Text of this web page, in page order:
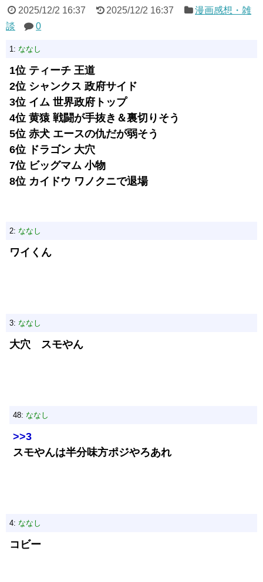
2025/12/2 16:37 2025/12/2 16:37
漫画感想・雑
談
0
1: ななし
1位 ティーチ 王道
2位 シャンクス 政府サイド
3位 イム 世界政府トップ
4位 黄猿 戦闘が手抜き＆裏切りそう
5位 赤犬 エースの仇だが弱そう
6位 ドラゴン 大穴
7位 ビッグマム 小物
8位 カイドウ ワノクニで退場
2: ななし
ワイくん
3: ななし
大穴 スモやん
48: ななし
>>3
スモやんは半分味方ポジやろあれ
4: ななし
コビー